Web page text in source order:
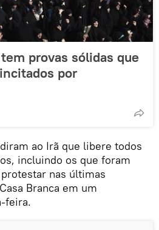
provas sólidas que
por
ao Irã que libere todos
incluindo os que foram
nas últimas
Branca em um
feira.